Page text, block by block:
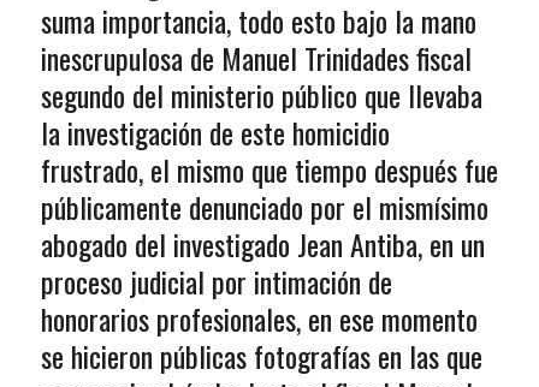
suma importancia, todo esto bajo la mano
inescrupulosa de Manuel Trinidades fiscal
segundo del ministerio público que llevaba
la investigación de este homicidio
frustrado, el mismo que tiempo después fue
públicamente denunciado por el mismísimo
abogado del investigado Jean Antiba, en un
proceso judicial por intimación de
honorarios profesionales, en ese momento
se hicieron públicas fotografías en las que